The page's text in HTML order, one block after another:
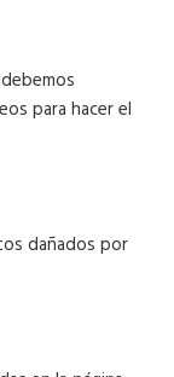
para hacer el
dañados por